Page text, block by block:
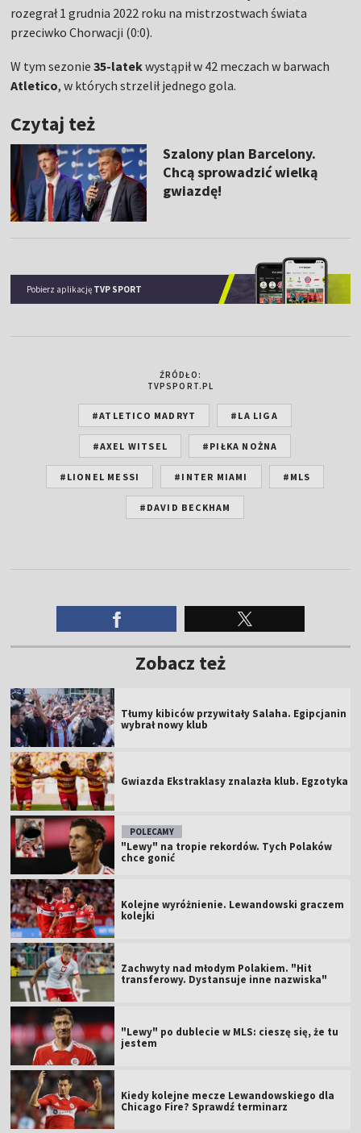
rozegrał 1 grudnia 2022 roku na mistrzostwach świata
przeciwko Chorwacji (0:0).
W tym sezonie35-latekwystąpił w 42 meczach w barwach
Atletico, w których strzelił jednego gola.
Czytaj też
Szalony plan Barcelony.
Chcą sprowadzić wielką
gwiazdę!
Pobierz aplikację TVP SPORT
ŹRÓDŁO:
TVPSPORT.PL
#ATLETICO MADRYT #LA LIGA
#AXEL WITSEL #PIŁKA NOŻNA
#LIONEL MESSI #INTER MIAMI #MLS
#DAVID BECKHAM
Zobacz też
Tłumy kibiców przywitały Salaha. Egipcjanin
wybrał nowy klub
Gwiazda Ekstraklasy znalazła klub. Egzotyka
POLECAMY
"Lewy" na tropie rekordów. Tych Polaków
chce gonić
Kolejne wyróżnienie. Lewandowski graczem
kolejki
Zachwyty nad młodym Polakiem. "Hit
transferowy. Dystansuje inne nazwiska"
"Lewy" po dublecie w MLS: cieszę się, że tu
jestem
Kiedy kolejne mecze Lewandowskiego dla
Chicago Fire? Sprawdź terminarz